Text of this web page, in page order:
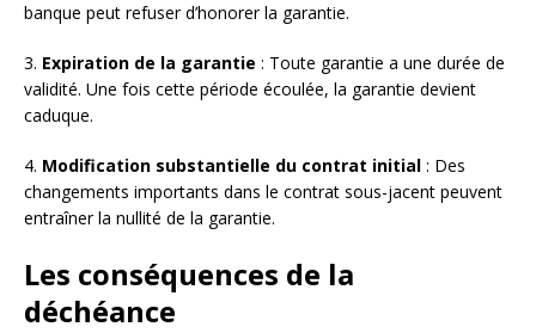
banque peut refuser d’honorer la garantie.
3. Expiration de la garantie : Toute garantie a une durée de
validité. Une fois cette période écoulée, la garantie devient
caduque.
4. Modification substantielle du contrat initial : Des
changements importants dans le contrat sous-jacent peuvent
entraîner la nullité de la garantie.
Les conséquences de la
déchéance